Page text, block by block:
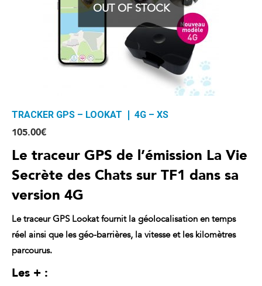
OUT OF STOCK
TRACKER GPS – LOOKAT ❘ 4G – XS
105.00€
Le traceur GPS de l’émission La Vie
Secrète des Chats sur TF1 dans sa
version 4G
Le traceur GPS Lookat fournit la géolocalisation en temps
réel ainsi que les géo-barrières, la vitesse et les kilomètres
parcourus.
Les + :